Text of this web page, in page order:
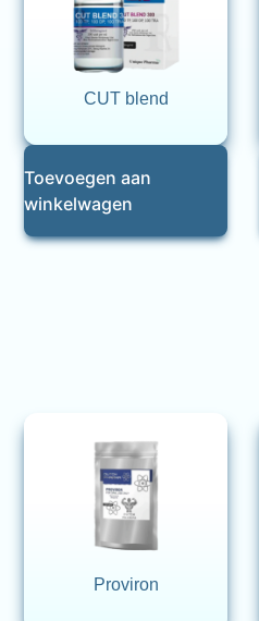
CUT blend
Toevoegen aan
winkelwagen
Proviron